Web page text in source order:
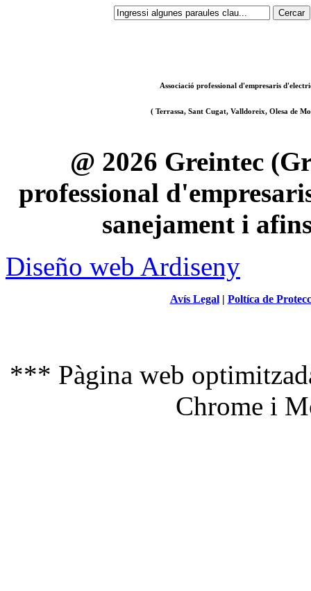
Associació professional d'empresaris
( Terrassa, Sant Cugat, Valldoreix, Olesa de
@ 2026 Greintec
professional
sanejament i
Diseño web Ardiseny
Avís Legal| Poltíca de
*** Pàgina web
Chrome i